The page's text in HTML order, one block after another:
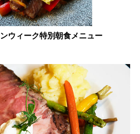
ウィーク特別朝食メニュー